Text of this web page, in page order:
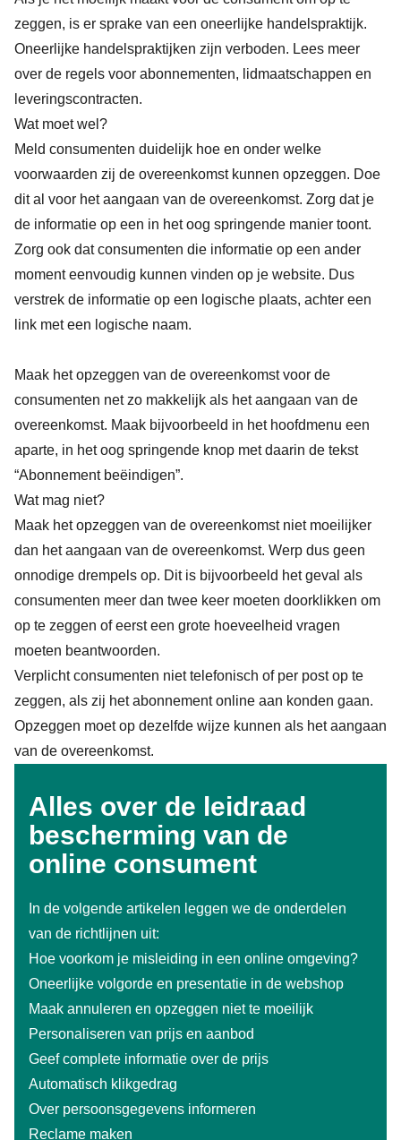
zeggen, is er sprake van een oneerlijke handelspraktijk.
Oneerlijke handelspraktijken zijn verboden. Lees meer
over de regels voor abonnementen, lidmaatschappen en
leveringscontracten.
Wat moet wel?
Meld consumenten duidelijk hoe en onder welke
voorwaarden zij de overeenkomst kunnen opzeggen. Doe
dit al voor het aangaan van de overeenkomst. Zorg dat je
de informatie op een in het oog springende manier toont.
Zorg ook dat consumenten die informatie op een ander
moment eenvoudig kunnen vinden op je website. Dus
verstrek de informatie op een logische plaats, achter een
link met een logische naam.
Maak het opzeggen van de overeenkomst voor de
consumenten net zo makkelijk als het aangaan van de
overeenkomst. Maak bijvoorbeeld in het hoofdmenu een
aparte, in het oog springende knop met daarin de tekst
“Abonnement beëindigen”.
Wat mag niet?
Maak het opzeggen van de overeenkomst niet moeilijker
dan het aangaan van de overeenkomst. Werp dus geen
onnodige drempels op. Dit is bijvoorbeeld het geval als
consumenten meer dan twee keer moeten doorklikken om
op te zeggen of eerst een grote hoeveelheid vragen
moeten beantwoorden.
Verplicht consumenten niet telefonisch of per post op te
zeggen, als zij het abonnement online aan konden gaan.
Opzeggen moet op dezelfde wijze kunnen als het aangaan
van de overeenkomst.
Alles over de leidraad
bescherming van de
online consument
In de volgende artikelen leggen we de onderdelen
van de richtlijnen uit:
Hoe voorkom je misleiding in een online omgeving?
Oneerlijke volgorde en presentatie in de webshop
Maak annuleren en opzeggen niet te moeilijk
Personaliseren van prijs en aanbod
Geef complete informatie over de prijs
Automatisch klikgedrag
Over persoonsgegevens informeren
Reclame maken